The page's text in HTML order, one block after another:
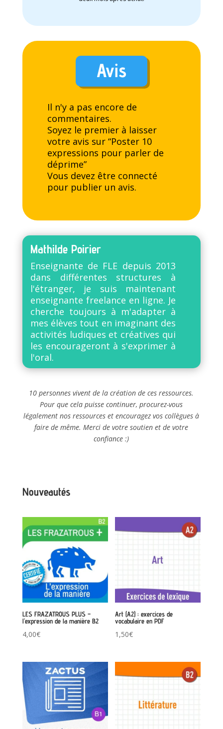
Avis
Il n'y a pas encore de
commentaires.
Soyez le premier à laisser
votre avis sur “Poster 10
expressions pour parler de
déprime”
Vous devez être connecté
pour publier un avis.
Mathilde Poirier
Enseignante de FLE depuis 2013
dans différentes structures à
l'étranger, je suis maintenant
enseignante freelance en ligne. Je
cherche toujours à m'adapter à
mes élèves tout en imaginant des
activités ludiques et créatives qui
les encourageront à s'exprimer à
l'oral.
10 personnes vivent de la création de ces ressources.
Pour que cela puisse continuer, procurez-vous
légalement nos ressources et encouragez vos collègues à
faire de même. Merci de votre soutien et de votre
confiance :)
Nouveautés
LES FRAZATROUS PLUS –
l’expression de la manière B2
4,00€
Art (A2) : exercices de
vocabulaire en PDF
1,50€